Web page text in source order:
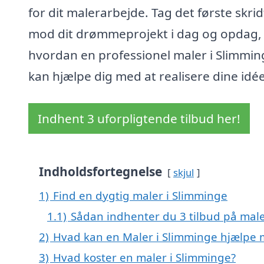
for dit malerarbejde. Tag det første
mod dit drømmeprojekt i dag og opdag,
hvordan en professionel maler i
kan hjælpe dig med at realisere dine
Indhent 3 uforpligtende tilbud her!
Indholdsfortegnelse skjul
1) Find en dygtig maler i Slimminge
1.1) Sådan indhenter du 3 tilbud på
2) Hvad kan en Maler i Slimminge hjælpe
3) Hvad koster en maler i Slimminge?